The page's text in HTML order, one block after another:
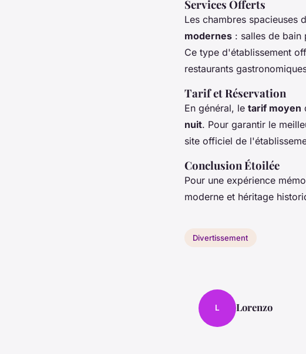
Services Offerts
Les chambres spacieuses
modernes : salles de bain
Ce type d'établissement
restaurants
Tarif et Réservation
En général, le tarif moyen
nuit. Pour garantir le
site officiel de
Conclusion Étoilée
Pour une expérience
moderne et héritage
Divertissement
L Lorenzo